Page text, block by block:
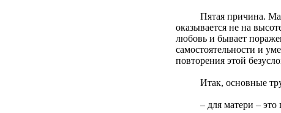
Пятая причина. Мать
оказывается не на
любовь и бывает
самостоятельности и
повторения этой
Итак, основные
– для матери – это